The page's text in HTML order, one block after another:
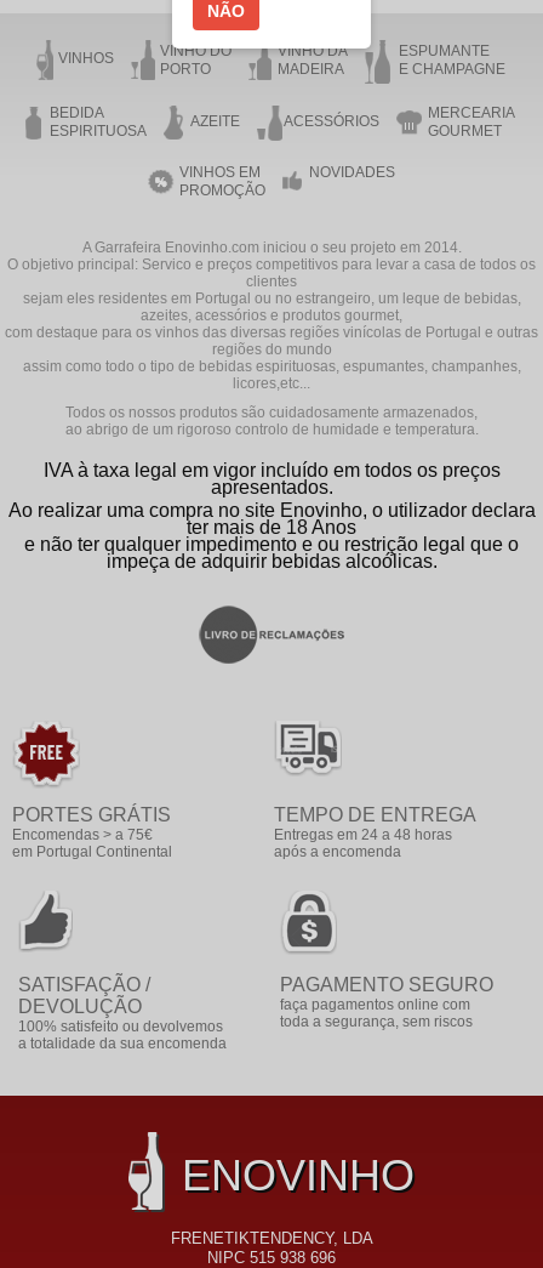
VINHOS
VINHO DO
PORTO
VINHO DA
MADEIRA
ESPUMANTE
E CHAMPAGNE
BEDIDA
ESPIRITUOSA
AZEITE ACESSÓRIOS
MERCEARIA
GOURMET
VINHOS EM
PROMOÇÃO
NOVIDADES
A Garrafeira Enovinho.com iniciou o seu projeto em 2014.
O objetivo principal: Servico e preços competitivos para levar a casa de todos os
clientes
sejam eles residentes em Portugal ou no estrangeiro, um leque de bebidas,
azeites, acessórios e produtos gourmet,
com destaque para os vinhos das diversas regiões vinícolas de Portugal e outras
regiões do mundo
assim como todo o tipo de bebidas espirituosas, espumantes, champanhes,
licores,etc...
Todos os nossos produtos são cuidadosamente armazenados,
ao abrigo de um rigoroso controlo de humidade e temperatura.
IVA à taxa legal em vigor incluído em todos os preços
apresentados.
Ao realizar uma compra no site Enovinho, o utilizador declara
ter mais de 18 Anos
e não ter qualquer impedimento e ou restrição legal que o
impeça de adquirir bebidas alcoólicas.
PORTES GRÁTIS
Encomendas > a 75€
em Portugal Continental
TEMPO DE ENTREGA
Entregas em 24 a 48 horas
após a encomenda
SATISFAÇÃO /
DEVOLUÇÃO
100% satisfeito ou devolvemos
a totalidade da sua encomenda
PAGAMENTO SEGURO
faça pagamentos online com
toda a segurança, sem riscos
ENOVINHO
FRENETIKTENDENCY, LDA
NIPC 515 938 696
NÃO